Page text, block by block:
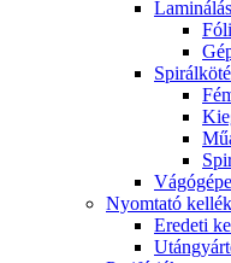
Laminálás
Nyomtató
Eredeti